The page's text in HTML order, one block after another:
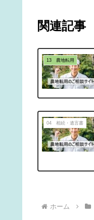
関連記事
13 農地転用
04 相続・遺言書
ホーム